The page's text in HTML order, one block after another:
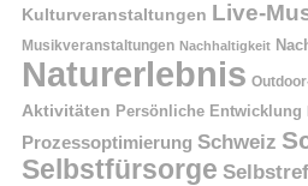
Kulturveranstaltungen Live-
Musikveranstaltungen Nachhaltigkeit
Naturerlebnis
Aktivitäten Persönliche Entwicklung
Prozessoptimierung Schweiz
Selbstfürsorge